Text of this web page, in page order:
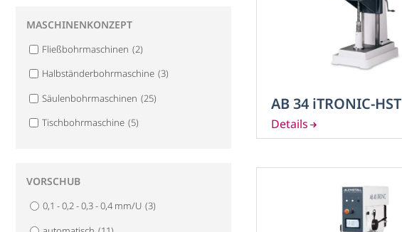
MASCHINENKONZEPT
Fließbohrmaschinen (2)
Halbständerbohrmaschine (3)
Säulenbohrmaschinen (25)
Tischbohrmaschine (5)
VORSCHUB
0,1 - 0,2 - 0,3 - 0,4 mm/U (3)
MASCHINENKONZEPT
Fließbohrmaschinen (2)
Säulenbohrmaschinen
AB 34 iTRONIC-HST